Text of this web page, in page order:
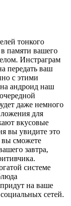
тонкого
памяти вашего
Инстраграм
передать ваш
с этими
андроид наш
даже немного
для
вкусовые
вы увидите это
сможете
завтра,
системе
на ваше
сетей.